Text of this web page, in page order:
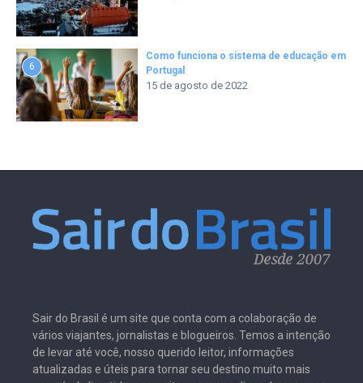
6
Como funciona o sistema de educação em
Portugal
15 de agosto de 2022
Sair do Brasil é um site que conta com a colaboração de
vários viajantes, jornalistas e blogueiros. Temos a intenção
de levar até você, nosso querido leitor, informações
atualizadas e úteis para tornar seu destino muito mais